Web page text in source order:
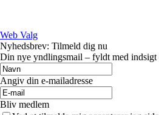
Web Valg
Nyhedsbrev: Tilmeld dig nu
Din nye yndlingsmail – fyldt med indsigt
Angiv din e-mailadresse
Bliv medlem